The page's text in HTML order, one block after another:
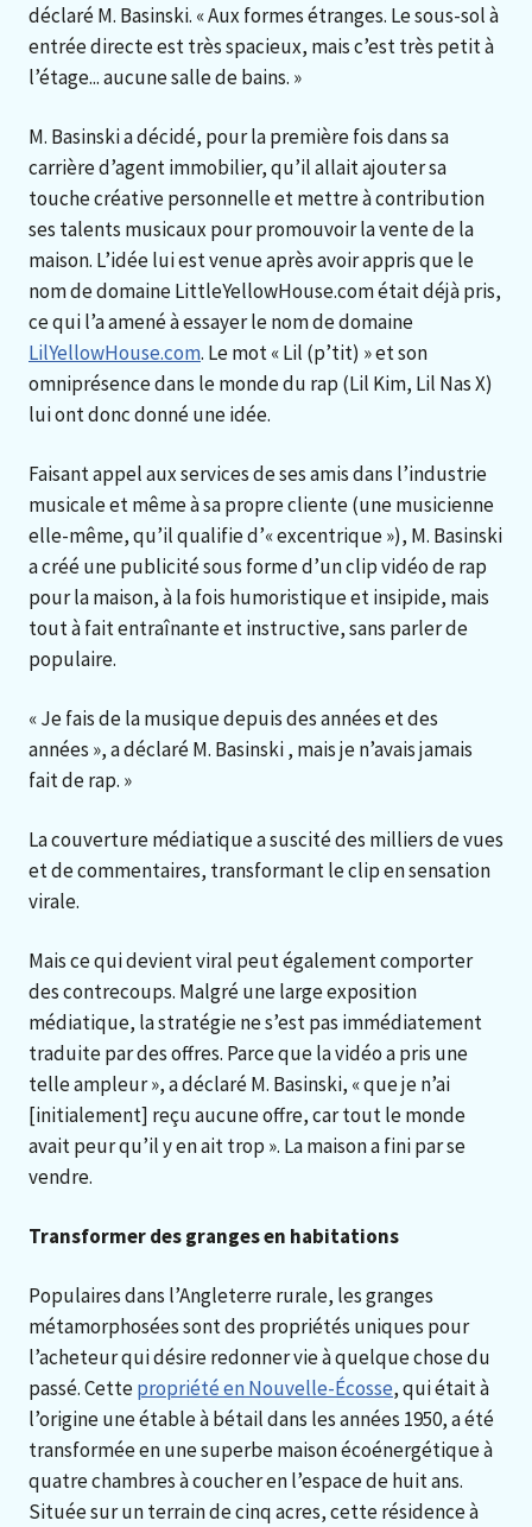
déclaré M. Basinski. « Aux formes étranges. Le sous-sol à
entrée directe est très spacieux, mais c’est très petit à
l’étage... aucune salle de bains. »
M. Basinski a décidé, pour la première fois dans sa
carrière d’agent immobilier, qu’il allait ajouter sa
touche créative personnelle et mettre à contribution
ses talents musicaux pour promouvoir la vente de la
maison. L’idée lui est venue après avoir appris que le
nom de domaine LittleYellowHouse.com était déjà pris,
ce qui l’a amené à essayer le nom de domaine
LilYellowHouse.com. Le mot « Lil (p’tit) » et son
omniprésence dans le monde du rap (Lil Kim, Lil Nas X)
lui ont donc donné une idée.
Faisant appel aux services de ses amis dans l’industrie
musicale et même à sa propre cliente (une musicienne
elle-même, qu’il qualifie d’« excentrique »), M. Basinski
a créé une publicité sous forme d’un clip vidéo de rap
pour la maison, à la fois humoristique et insipide, mais
tout à fait entraînante et instructive, sans parler de
populaire.
« Je fais de la musique depuis des années et des
années », a déclaré M. Basinski , mais je n’avais jamais
fait de rap. »
La couverture médiatique a suscité des milliers de vues
et de commentaires, transformant le clip en sensation
virale.
Mais ce qui devient viral peut également comporter
des contrecoups. Malgré une large exposition
médiatique, la stratégie ne s’est pas immédiatement
traduite par des offres. Parce que la vidéo a pris une
telle ampleur », a déclaré M. Basinski, « que je n’ai
[initialement] reçu aucune offre, car tout le monde
avait peur qu’il y en ait trop ». La maison a fini par se
vendre.
Transformer des granges en habitations
Populaires dans l’Angleterre rurale, les granges
métamorphosées sont des propriétés uniques pour
l’acheteur qui désire redonner vie à quelque chose du
passé. Cettepropriété en Nouvelle-Écosse, qui était à
l’origine une étable à bétail dans les années 1950, a été
transformée en une superbe maison écoénergétique à
quatre chambres à coucher en l’espace de huit ans.
Située sur un terrain de cinq acres, cette résidence à